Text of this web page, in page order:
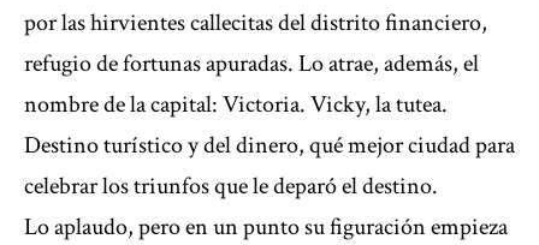
por las hirvientes callecitas del distrito financiero,
refugio de fortunas apuradas. Lo atrae, además, el
nombre de la capital: Victoria. Vicky, la tutea.
Destino turístico y del dinero, qué mejor ciudad para
celebrar los triunfos que le deparó el destino.
Lo aplaudo, pero en un punto su figuración empieza